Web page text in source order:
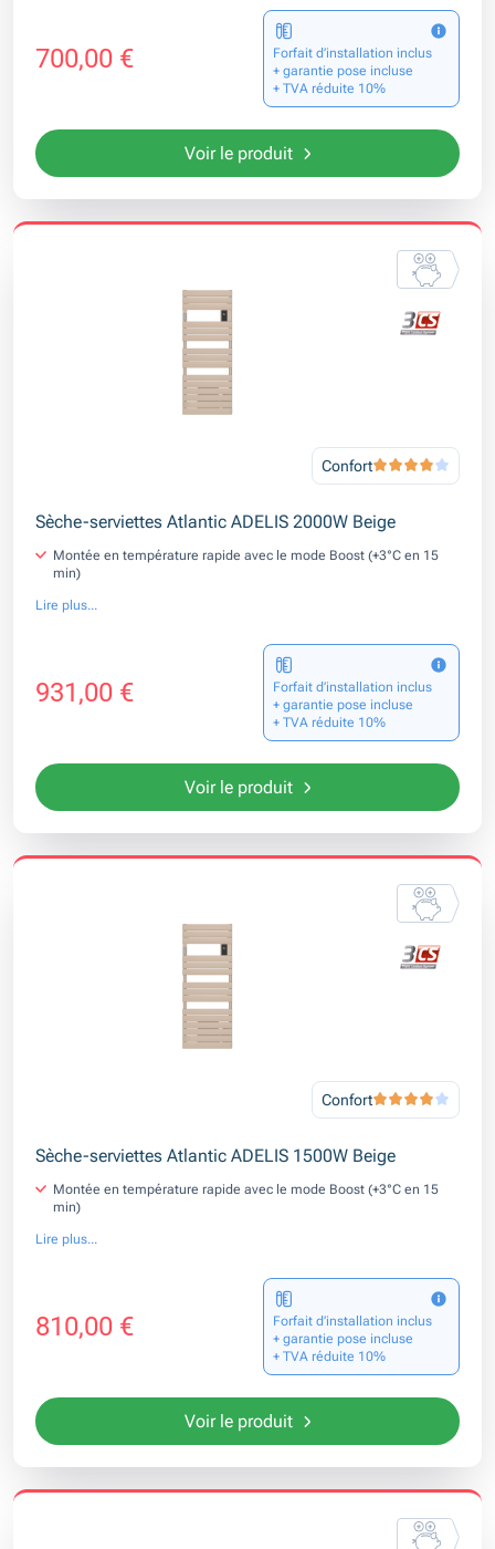
700,00 €
Forfait d’installation inclus
+ garantie pose incluse
+ TVA réduite 10%
Voir le produit
Confort
Sèche-serviettes Atlantic ADELIS 2000W Beige
Montée en température rapide avec le mode Boost (+3°C en 15
min)
Lire plus...
931,00 €
Forfait d’installation inclus
+ garantie pose incluse
+ TVA réduite 10%
Voir le produit
Confort
Sèche-serviettes Atlantic ADELIS 1500W Beige
Montée en température rapide avec le mode Boost (+3°C en 15
min)
Lire plus...
810,00 €
Forfait d’installation inclus
+ garantie pose incluse
+ TVA réduite 10%
Voir le produit